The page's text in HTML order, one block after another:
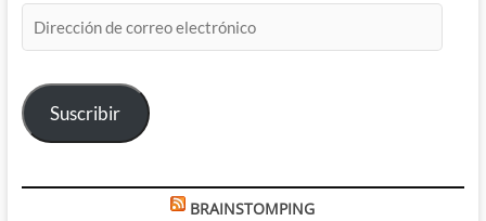
de
electrónico
Suscribir
BRAINSTOMPING